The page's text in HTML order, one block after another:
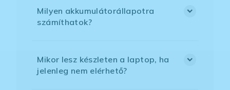
Milyen akkumulátorállapotra
számíthatok?
Mikor lesz készleten a laptop, ha
jelenleg nem elérhető?